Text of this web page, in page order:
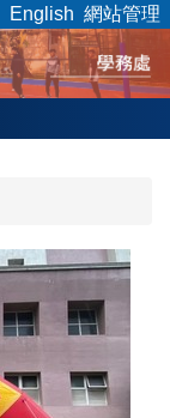
English 網站管理